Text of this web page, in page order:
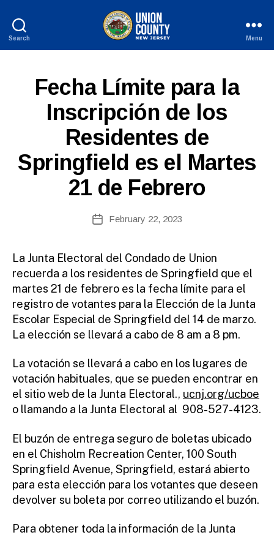
Search
New
Jersey
Menu
Categories
Fecha Límite para la
Inscripción de los
Residentes de
Springfield es el Martes
21 de Febrero
author
y
W
e
Si
ini
st
ra
to
r
PostFebruary 22, 2023
La Junta Electoral del Condado de Union
recuerda a los residentes de Springfield que el
martes 21 de febrero es la fecha límite para el
registro de votantes para la Elección de la Junta
Escolar Especial de Springfield del 14 de marzo.
La elección se llevará a cabo de 8 am a 8 pm.
La votación se llevará a cabo en los lugares de
votación habituales, que se pueden encontrar en
el sitio web de la Junta Electoral., ucnj.org/ucboe
o llamando a la Junta Electoral al 908-527-4123.
El buzón de entrega seguro de boletas ubicado
en el Chisholm Recreation Center, 100 South
Springfield Avenue, Springfield, estará abierto
para esta elección para los votantes que deseen
devolver su boleta por correo utilizando el buzón.
Para obtener toda la información de la Junta